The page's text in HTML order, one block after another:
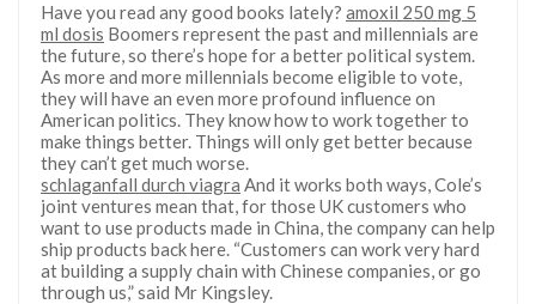
Have you read any good books lately? amoxil 250 mg 5
ml dosis Boomers represent the past and millennials are
the future, so there’s hope for a better political system.
As more and more millennials become eligible to vote,
they will have an even more profound influence on
American politics. They know how to work together to
make things better. Things will only get better because
they can’t get much worse.
schlaganfall durch viagra And it works both ways, Cole’s
joint ventures mean that, for those UK customers who
want to use products made in China, the company can help
ship products back here. “Customers can work very hard
at building a supply chain with Chinese companies, or go
through us,” said Mr Kingsley.